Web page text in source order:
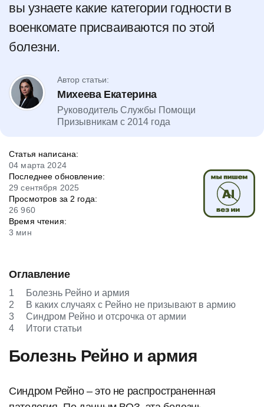
вы узнаете какие категории годности в
военкомате присваиваются по этой
болезни.
Автор статьи:
Михеева Екатерина
Руководитель Службы Помощи
Призывникам с 2014 года
Статья написана:
04 марта 2024
Последнее обновление:
29 сентября 2025
Просмотров за 2 года:
26 960
Время чтения:
3 мин
Оглавление
1
Болезнь Рейно и армия
2
В каких случаях с Рейно не призывают в армию
3
Синдром Рейно и отсрочка от армии
4
Итоги статьи
Болезнь Рейно и армия
Cиндром Рейно – это не распространенная